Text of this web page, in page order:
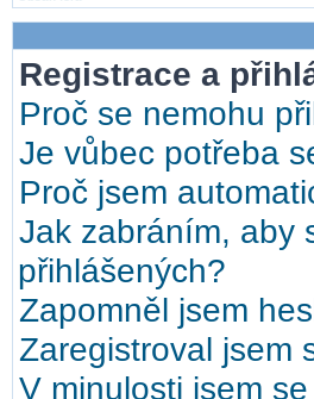
Registrace a
Proč se nemohu
Je vůbec potřeba
Proč jsem
Jak zabráním, aby
přihlášených?
Zapomněl jsem
Zaregistroval jsem
V minulosti jsem